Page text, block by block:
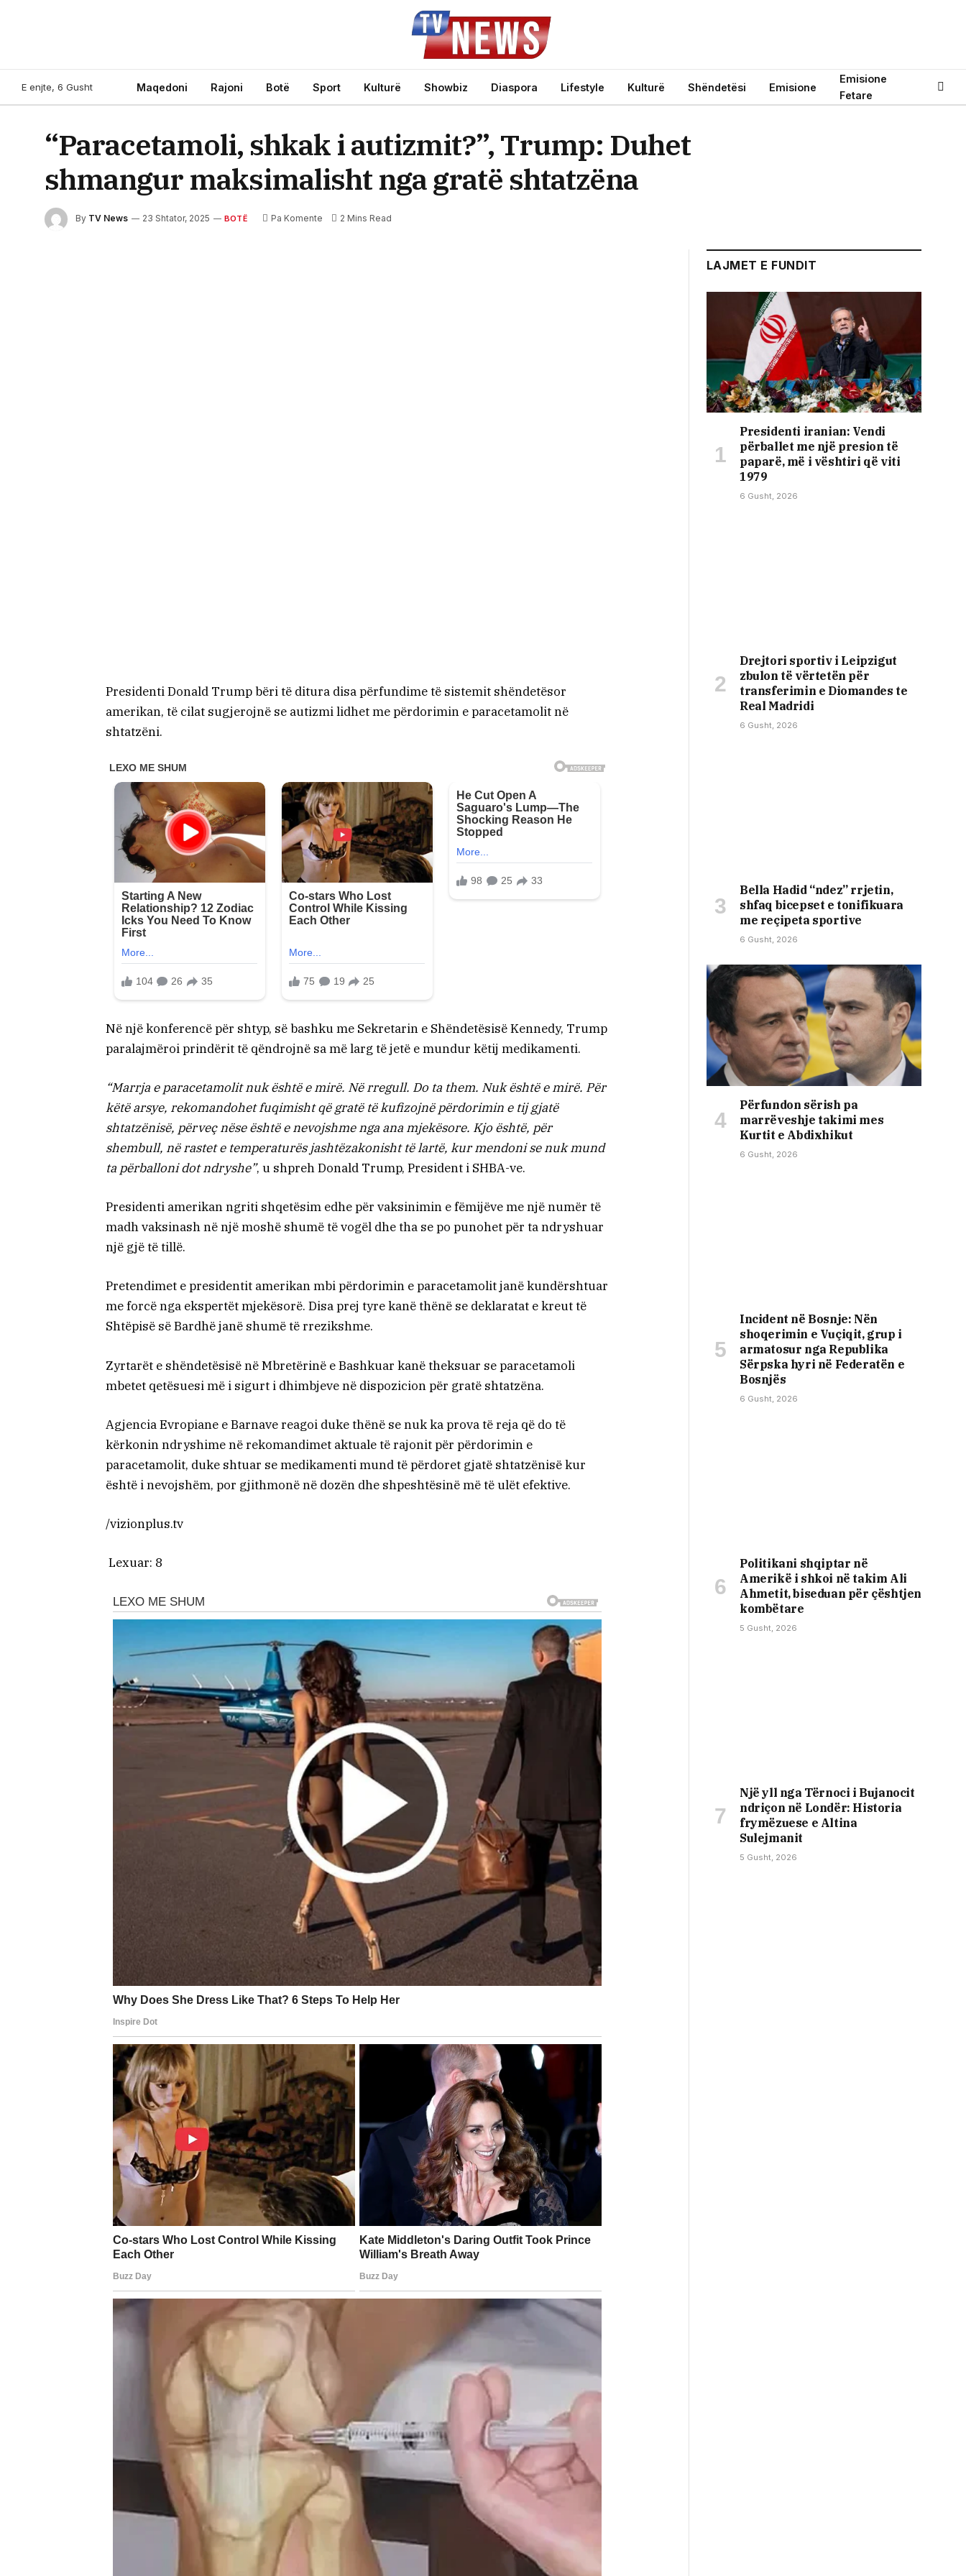
E enjte, 6 Gusht Maqedoni Rajoni Botë Sport Kulturë Showbiz Diaspora Lifestyle Kulturë Shëndetësi Emisione
Emisione
Fetare
“Paracetamoli, shkak i autizmit?”, Trump: Duhet
shmangur maksimalisht nga gratë shtatzëna
By TV News 23 Shtator, 2025 BOTË Pa Komente 2 Mins Read
Presidenti Donald Trump bëri të ditura disa përfundime të sistemit shëndetësor
amerikan, të cilat sugjerojnë se autizmi lidhet me përdorimin e paracetamolit në
shtatzëni.
Në një konferencë për shtyp, së bashku me Sekretarin e Shëndetësisë Kennedy, Trump
paralajmëroi prindërit të qëndrojnë sa më larg të jetë e mundur këtij medikamenti.
“Marrja e paracetamolit nuk është e mirë. Në rregull. Do ta them. Nuk është e mirë. Për
këtë arsye, rekomandohet fuqimisht që gratë të kufizojnë përdorimin e tij gjatë
shtatzënisë, përveç nëse është e nevojshme nga ana mjekësore. Kjo është, për
shembull, në rastet e temperaturës jashtëzakonisht të lartë, kur mendoni se nuk mund
ta përballoni dot ndryshe”, u shpreh Donald Trump, President i SHBA-ve.
Presidenti amerikan ngriti shqetësim edhe për vaksinimin e fëmijëve me një numër të
madh vaksinash në një moshë shumë të vogël dhe tha se po punohet për ta ndryshuar
një gjë të tillë.
Pretendimet e presidentit amerikan mbi përdorimin e paracetamolit janë kundërshtuar
me forcë nga ekspertët mjekësorë. Disa prej tyre kanë thënë se deklaratat e kreut të
Shtëpisë së Bardhë janë shumë të rrezikshme.
Zyrtarët e shëndetësisë në Mbretërinë e Bashkuar kanë theksuar se paracetamoli
mbetet qetësuesi më i sigurt i dhimbjeve në dispozicion për gratë shtatzëna.
Agjencia Evropiane e Barnave reagoi duke thënë se nuk ka prova të reja që do të
kërkonin ndryshime në rekomandimet aktuale të rajonit për përdorimin e
paracetamolit, duke shtuar se medikamenti mund të përdoret gjatë shtatzënisë kur
është i nevojshëm, por gjithmonë në dozën dhe shpeshtësinë më të ulët efektive.
/vizionplus.tv
Lexuar: 8
LAJMET E FUNDIT
Presidenti iranian: Vendi
përballet me një presion të
paparë, më i vështiri që viti
1979
6 Gusht, 2026
Drejtori sportiv i Leipzigut
zbulon të vërtetën për
transferimin e Diomandes te
Real Madridi
6 Gusht, 2026
Bella Hadid “ndez” rrjetin,
shfaq bicepset e tonifikuara
me reçipeta sportive
6 Gusht, 2026
Përfundon sërish pa
marrëveshje takimi mes
Kurtit e Abdixhikut
6 Gusht, 2026
Incident në Bosnje: Nën
shoqerimin e Vuçiqit, grup i
armatosur nga Republika
Sërpska hyri në Federatën e
Bosnjës
6 Gusht, 2026
Politikani shqiptar në
Amerikë i shkoi në takim Ali
Ahmetit, biseduan për çështjen
kombëtare
5 Gusht, 2026
Një yll nga Tërnoci i Bujanocit
ndriçon në Londër: Historia
frymëzuese e Altina
Sulejmanit
5 Gusht, 2026